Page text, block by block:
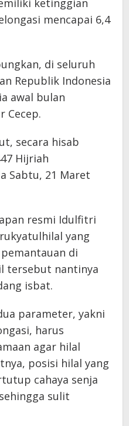
mencapai 6,4
di seluruh
Republik Indonesia
awal bulan
Cecep.
secara hisab
Hijriah
Sabtu, 21 Maret
resmi Idulfitri
yang
di
tersebut nantinya
isbat.
parameter, yakni
harus
agar hilal
posisi hilal yang
cahaya senja
sulit